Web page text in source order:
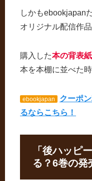
しかもebookjapan
オリジナル配信作
購入した本の背表
本を本棚に並べた
ebookjapan
クーポ
るならこちら！
「後ハッピ
る？6巻の発